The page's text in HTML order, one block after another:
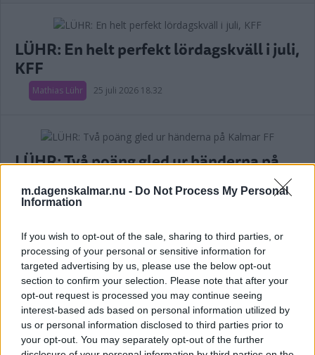
m.dagenskalmar.nu - Do Not Process My Personal
Information
If you wish to opt-out of the sale, sharing to third parties, or
processing of your personal or sensitive information for
targeted advertising by us, please use the below opt-out
section to confirm your selection. Please note that after your
opt-out request is processed you may continue seeing
interest-based ads based on personal information utilized by
us or personal information disclosed to third parties prior to
your opt-out. You may separately opt-out of the further
LÜHR: En helt perfekt lördagskväll i juli,
KFF
Mathias Lühr 25 juli 2026 18.32
LÜHR: Två poäng gled ur händerna på
Kalmar FF
Mathias Lühr
LÜHR: Klasskillnaden blev för stor –
långt ifrån att kunna störa ett topplag